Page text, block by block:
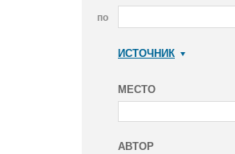
по
ИСТОЧНИК
МЕСТО
АВТОР